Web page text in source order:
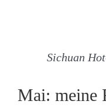
Sichuan
Mai: meine